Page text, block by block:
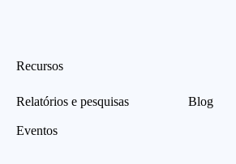
Recursos
Relatórios e pesquisas
Eventos
Blog